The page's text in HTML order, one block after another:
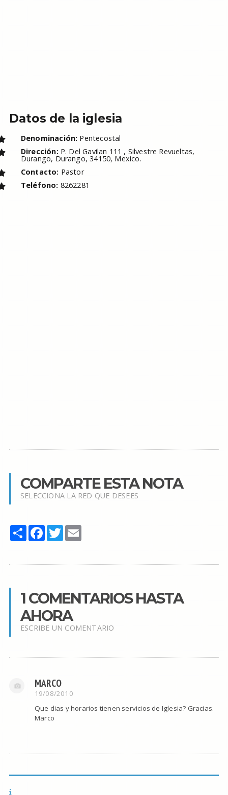
Datos de la iglesia
Denominación: Pentecostal
Dirección: P. Del Gavilan 111 , Silvestre Revueltas,
Durango, Durango, 34150, Mexico.
Contacto: Pastor
Teléfono: 8262281
COMPARTE ESTA NOTA
SELECCIONA LA RED QUE DESEES
Share Facebook
TwitterEmail
1 COMENTARIOS HASTA
AHORA
ESCRIBE UN COMENTARIO
MARCO
19/08/2010
Que dias y horarios tienen servicios de Iglesia? Gracias.
Marco